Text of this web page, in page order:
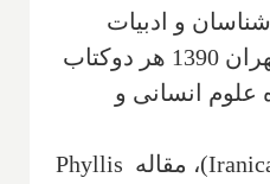
و ادبیات
فارسی ص 658‌ چاپ تهران 1390 هر دوکتاب
علوم انسانی و
)، مقاله Phyllis